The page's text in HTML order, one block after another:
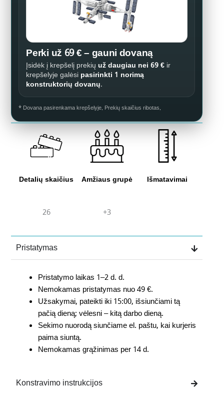
Perki už 69 € – gauni dovaną
Įsidėk į krepšelį prekiųuž daugiau nei 69 € ir
krepšelyje galėsi pasirinkti 1 norimą
konstruktorių dovanų.
* Dovana pasirenkama krepšelyje. Prekių skaičius ribotas.
Detalių skaičius Amžiaus grupė Išmatavimai
26 +3
Pristatymas
Pristatymo laikas 1–2 d. d.
Nemokamas pristatymas nuo 49 €.
Užsakymai, pateikti iki 15:00, išsiunčiami tą
pačią dieną; vėlesni – kitą darbo dieną.
Sekimo nuorodą siunčiame el. paštu, kai kurjeris
paima siuntą.
Nemokamas grąžinimas per 14 d.
Konstravimo instrukcijos